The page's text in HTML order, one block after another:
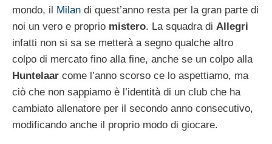
mondo, il Milan di quest’anno resta per la gran parte di
noi un vero e proprio mistero. La squadra di Allegri
infatti non si sa se metterà a segno qualche altro
colpo di mercato fino alla fine, anche se un colpo alla
Huntelaar come l’anno scorso ce lo aspettiamo, ma
ciò che non sappiamo è l’identità di un club che ha
cambiato allenatore per il secondo anno consecutivo,
modificando anche il proprio modo di giocare.